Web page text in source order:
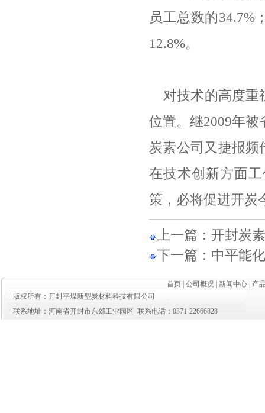
员工总数的34.7%
12.8%。
对技术的高度重
位置。继2009年被
炭素公司又捷报频
在技术创新方面
策，必将促进开炭
上一篇： 开封炭
下一篇： 中平能
首页 公司概况 新闻中心
产
版权所有：开封平煤新型炭材料科技有限公司
联系地址：河南省开封市东郊工业园区 联系电话：0371-22666828